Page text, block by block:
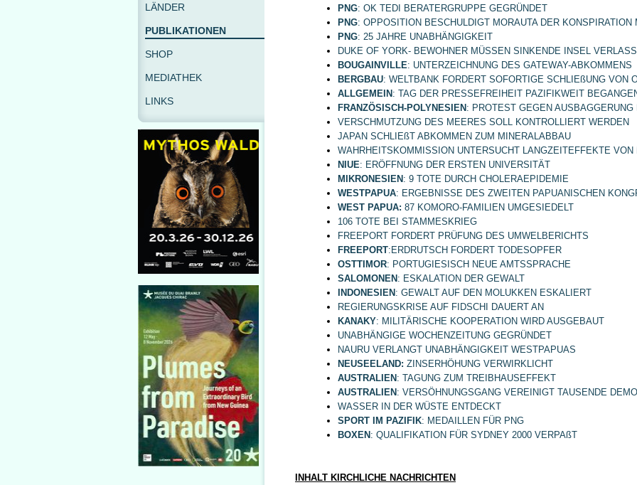
PNG: OK TEDI BERATERGRUPPE GEGRÜNDET
PNG: OPPOSITION BESCHULDIGT MORAUTA DER KONSPIRATION
PNG: 25 JAHRE UNABHÄNGIGKEIT
DUKE OF YORK- BEWOHNER MÜSSEN SINKENDE INSEL
BOUGAINVILLE: UNTERZEICHNUNG DES GATEWAY-ABKOMMENS
BERGBAU: WELTBANK FORDERT SOFORTIGE SCHLIEßUNG VON
ALLGEMEIN : TAG DER PRESSEFREIHEIT PAZIFIKWEIT
FRANZÖSISCH-POLYNESIEN : PROTEST GEGEN AUSBAGGERUNG
VERSCHMUTZUNG DES MEERES SOLL KONTROLLIERT WERDEN
JAPAN SCHLIEßT ABKOMMEN ZUM MINERALABBAU
WAHRHEITSKOMMISSION UNTERSUCHT LANGZEITEFFEKTE VON
NIUE: ERÖFFNUNG DER ERSTEN UNIVERSITÄT
MIKRONESIEN : 9 TOTE DURCH CHOLERAEPIDEMIE
WESTPAPUA: ERGEBNISSE DES ZWEITEN PAPUANISCHEN
WEST PAPUA: 87 KOMORO-FAMILIEN UMGESIEDELT
106 TOTE BEI STAMMESKRIEG
FREEPORT FORDERT PRÜFUNG DES UMWELBERICHTS
FREEPORT:ERDRUTSCH FORDERT TODESOPFER
OSTTIMOR: PORTUGIESISCH NEUE AMTSSPRACHE
SALOMONEN : ESKALATION DER GEWALT
INDONESIEN : GEWALT AUF DEN MOLUKKEN ESKALIERT
REGIERUNGSKRISE AUF FIDSCHI DAUERT AN
KANAKY: MILITÄRISCHE KOOPERATION WIRD AUSGEBAUT
UNABHÄNGIGE WOCHENZEITUNG GEGRÜNDET
NAURU VERLANGT UNABHÄNGIGKEIT WESTPAPUAS
NEUSEELAND: ZINSERHÖHUNG VERWIRKLICHT
AUSTRALIEN : TAGUNG ZUM TREIBHAUSEFFEKT
AUSTRALIEN : VERSÖHNUNGSGANG VEREINIGT TAUSENDE
WASSER IN DER WÜSTE ENTDECKT
SPORT IM PAZIFIK: MEDAILLEN FÜR PNG
BOXEN : QUALIFIKATION FÜR SYDNEY 2000 VERPAßT
INHALT KIRCHLICHE NACHRICHTEN
LÄNDER
PUBLIKATIONEN
SHOP
MEDIATHEK
LINKS